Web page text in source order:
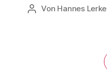
Beitragsautor
Von Hannes Lerke